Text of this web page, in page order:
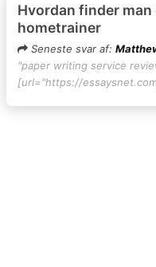
Hvordan finder
hometrainer
Seneste svar af:
"paper writing service
[url="https://